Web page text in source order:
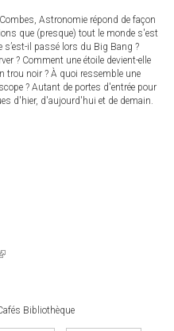
Astronomie répond de façon
que (presque) tout le monde s'est
s’est-il passé lors du Big Bang ?
? Comment une étoile devient-elle
trou noir ? À quoi ressemble une
? Autant de portes d'entrée pour
d'hier, d'aujourd'hui et de demain.
Bibliothèque